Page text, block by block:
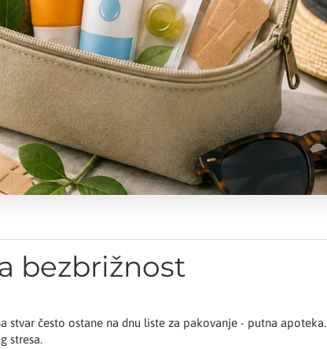
bezbrižnost
često ostane na dnu liste za pakovanje - putna apoteka.
stresa.